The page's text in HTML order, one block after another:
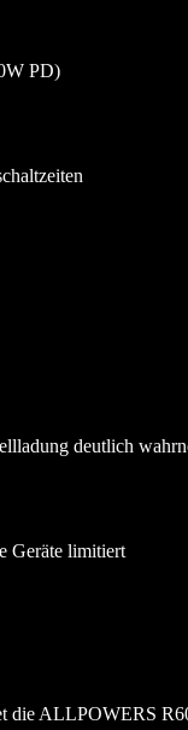
PD)
deutlich
Geräte limitiert
die ALLPOWERS